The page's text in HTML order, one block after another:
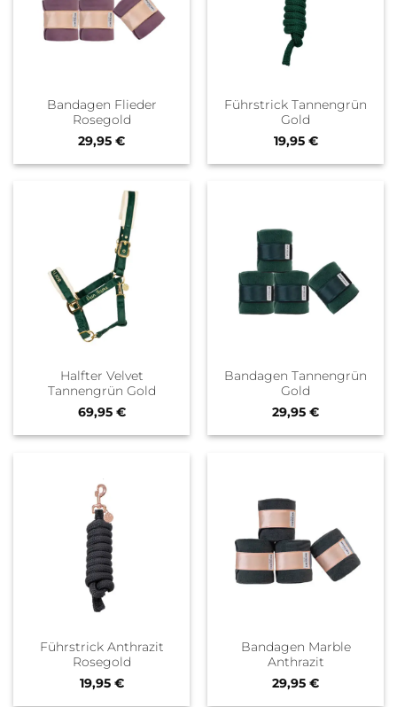
Bandagen Flieder
Rosegold
29,95 €
Führstrick Tannengrün
Gold
19,95 €
Halfter Velvet
Tannengrün Gold
69,95 €
Bandagen Tannengrün
Gold
29,95 €
Führstrick Anthrazit
Rosegold
19,95 €
Bandagen Marble
Anthrazit
29,95 €